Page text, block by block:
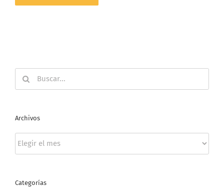
Archivos
Archivos
Categorías